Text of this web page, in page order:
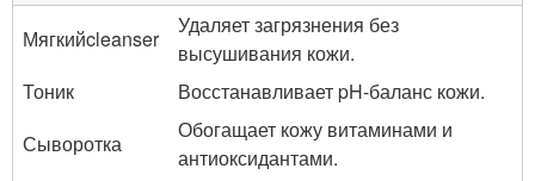
Мягкийcleanser
Удаляет загрязнения без
высушивания кожи.
Тоник
Восстанавливает pH-баланс кожи.
Сыворотка
Обогащает кожу витаминами и
антиоксидантами.